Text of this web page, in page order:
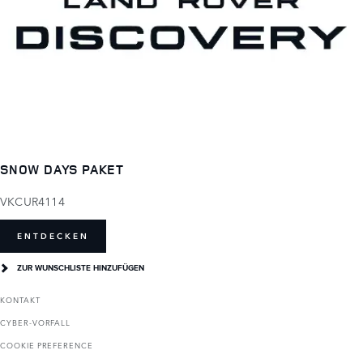
SNOW DAYS PAKET
VKCUR4114
ENTDECKEN
ZUR WUNSCHLISTE HINZUFÜGEN
KONTAKT
CYBER-VORFALL
COOKIE PREFERENCE